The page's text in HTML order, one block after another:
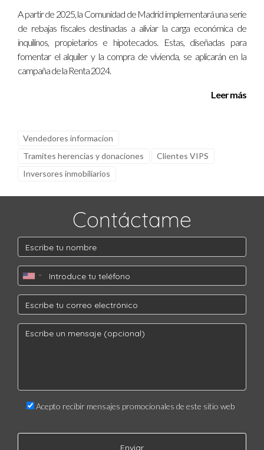
A partir de 2025, la Comunidad de Madrid implementará una serie
de rebajas fiscales destinadas a aliviar la carga económica de
inquilinos, propietarios e hipotecados. Estas, diseñadas para
fomentar el alquiler y la compra de vivienda, se aplicarán en la
campaña de la Renta 2024.
Leer más
Vendedores informacion
Tramites herencias y donaciones
Clientes VIPS
Inversores inmobiliarios
Contáctame
Acepto recibir mensajes promocionales de este sitio web
Enviar